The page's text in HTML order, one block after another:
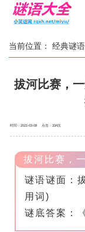
当前位置： 经典谜语
拔河比赛，
时间：2021-03-08 点击：334次
拔河比赛，
谜语谜面：
用词)
谜底答案：